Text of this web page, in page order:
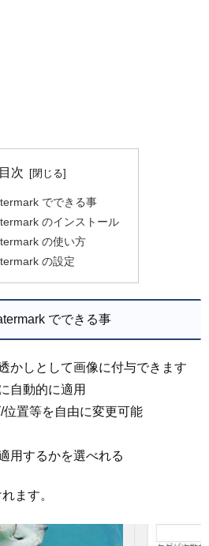
目次
でできる事
のインストール
の使い方
の設定
でできる事
かしとして画像に付与できます
自動的に適用
置等を自由に変更可能
用するかを選べれる
ます。